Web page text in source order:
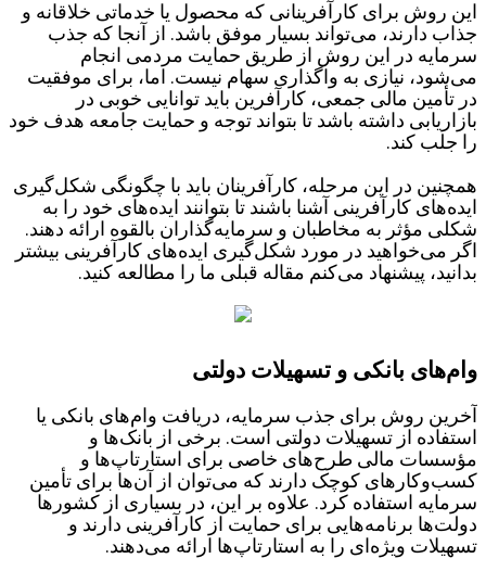
این روش برای کارآفرینانی که محصول یا خدماتی خلاقانه و
جذاب دارند، می‌تواند بسیار موفق باشد. از آنجا که جذب
سرمایه در این روش از طریق حمایت مردمی انجام
می‌شود، نیازی به واگذاری سهام نیست. اما، برای موفقیت
در تأمین مالی جمعی، کارآفرین باید توانایی خوبی در
بازاریابی داشته باشد تا بتواند توجه و حمایت جامعه هدف خود
را جلب کند.
همچنین در این مرحله، کارآفرینان باید با چگونگی شکل‌گیری
ایده‌های کارآفرینی آشنا باشند تا بتوانند ایده‌های خود را به
شکلی مؤثر به مخاطبان و سرمایه‌گذاران بالقوه ارائه دهند.
اگر می‌خواهید در مورد شکل‌گیری ایده‌های کارآفرینی بیشتر
بدانید، پیشنهاد می‌کنم مقاله قبلی ما را مطالعه کنید.
وام‌های بانکی و تسهیلات دولتی
آخرین روش برای جذب سرمایه، دریافت وام‌های بانکی یا
استفاده از تسهیلات دولتی است. برخی از بانک‌ها و
مؤسسات مالی طرح‌های خاصی برای استارتاپ‌ها و
کسب‌وکارهای کوچک دارند که می‌توان از آن‌ها برای تأمین
سرمایه استفاده کرد. علاوه بر این، در بسیاری از کشورها
دولت‌ها برنامه‌هایی برای حمایت از کارآفرینی دارند و
تسهیلات ویژه‌ای را به استارتاپ‌ها ارائه می‌دهند.